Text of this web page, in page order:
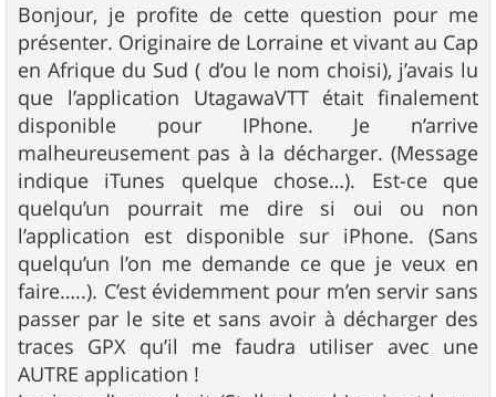
s
s
a
g
e
Bonjour, je profite de cette question pour me
présenter. Originaire de Lorraine et vivant au Cap
en Afrique du Sud ( d’ou le nom choisi), j’avais lu
que l’application UtagawaVTT était finalement
disponible pour IPhone. Je n’arrive
malheureusement pas à la décharger. (Message
indique iTunes quelque chose…). Est-ce que
quelqu’un pourrait me dire si oui ou non
l’application est disponible sur iPhone. (Sans
quelqu’un l’on me demande ce que je veux en
faire…..). C’est évidemment pour m’en servir sans
passer par le site et sans avoir à décharger des
traces GPX qu’il me faudra utiliser avec une
AUTRE application !